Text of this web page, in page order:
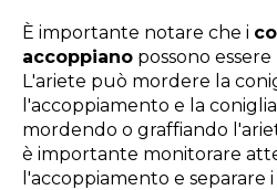
È importante notare che i
accoppiano possono
L'ariete può mordere la
l'accoppiamento e la
mordendo o graffiando
è importante monitorare
l'accoppiamento e separare